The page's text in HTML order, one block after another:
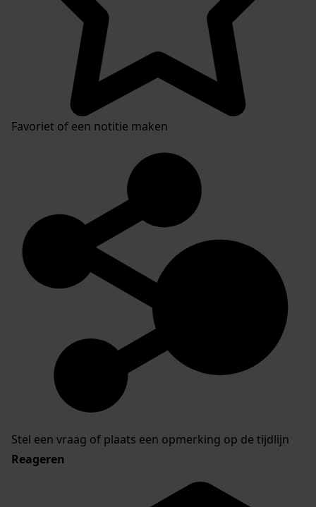
Favoriet of een notitie maken
Stel een vraag of plaats een opmerking op de tijdlijn
Reageren